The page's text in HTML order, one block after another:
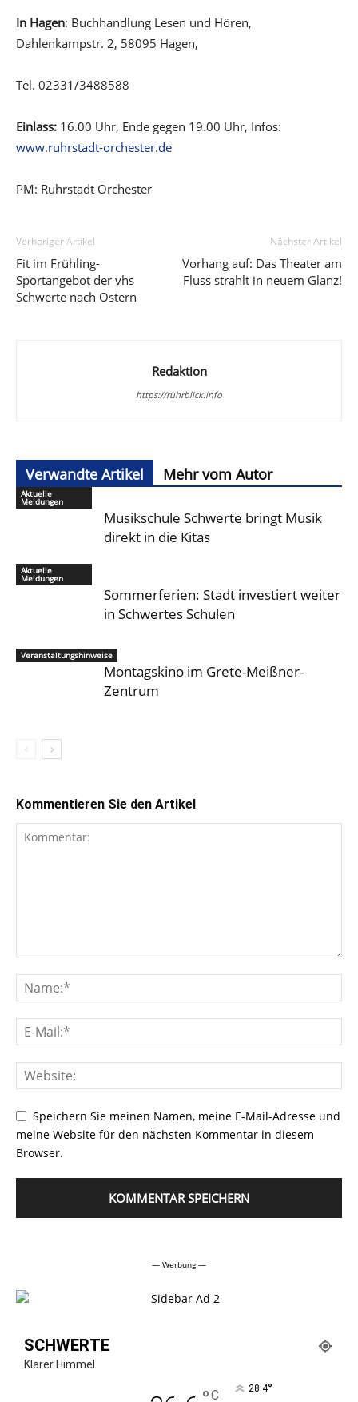
In Hagen: Buchhandlung Lesen und Hören,
Dahlenkampstr. 2, 58095 Hagen,
Tel. 02331/3488588
Einlass: 16.00 Uhr, Ende gegen 19.00 Uhr, Infos:
www.ruhrstadt-orchester.de
PM: Ruhrstadt Orchester
Vorheriger Artikel
Fit im Frühling-
Sportangebot der vhs
Schwerte nach Ostern
Nächster Artikel
Vorhang auf: Das Theater am
Fluss strahlt in neuem Glanz!
Redaktion
https://ruhrblick.info
Verwandte Artikel Mehr vom Autor
Aktuelle
Meldungen
Musikschule Schwerte bringt Musik
direkt in die Kitas
Aktuelle
Meldungen
Sommerferien: Stadt investiert weiter
in Schwertes Schulen
Veranstaltungshinweise
Montagskino im Grete-Meißner-
Zentrum
Kommentieren Sie den Artikel
Speichern Sie meinen Namen, meine E-Mail-Adresse und
meine Website für den nächsten Kommentar in diesem
Browser.
— Werbung —
SCHWERTE
Klarer Himmel
C 28.4°